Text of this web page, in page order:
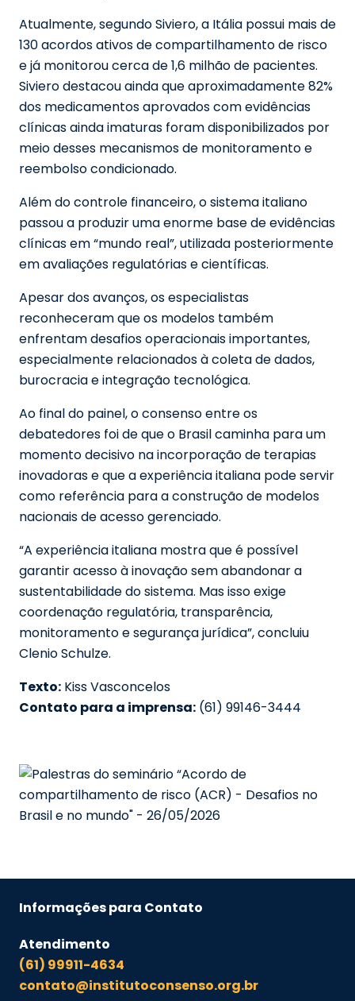
Atualmente, segundo Siviero, a Itália possui mais de
130 acordos ativos de compartilhamento de risco
e já monitorou cerca de 1,6 milhão de pacientes.
Siviero destacou ainda que aproximadamente 82%
dos medicamentos aprovados com evidências
clínicas ainda imaturas foram disponibilizados por
meio desses mecanismos de monitoramento e
reembolso condicionado.
Além do controle financeiro, o sistema italiano
passou a produzir uma enorme base de evidências
clínicas em “mundo real”, utilizada posteriormente
em avaliações regulatórias e científicas.
Apesar dos avanços, os especialistas
reconheceram que os modelos também
enfrentam desafios operacionais importantes,
especialmente relacionados à coleta de dados,
burocracia e integração tecnológica.
Ao final do painel, o consenso entre os
debatedores foi de que o Brasil caminha para um
momento decisivo na incorporação de terapias
inovadoras e que a experiência italiana pode servir
como referência para a construção de modelos
nacionais de acesso gerenciado.
“A experiência italiana mostra que é possível
garantir acesso à inovação sem abandonar a
sustentabilidade do sistema. Mas isso exige
coordenação regulatória, transparência,
monitoramento e segurança jurídica”, concluiu
Clenio Schulze.
Texto: Kiss Vasconcelos
Contato para a imprensa: (61) 99146-3444
Informações para Contato
Atendimento
(61) 99911-4634
contato@institutoconsenso.org.br